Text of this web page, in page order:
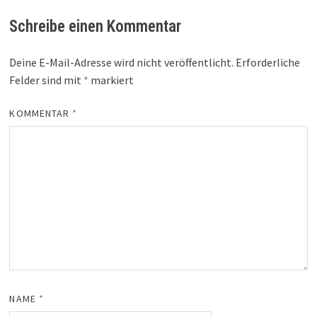
Schreibe einen Kommentar
Deine E-Mail-Adresse wird nicht veröffentlicht. Erforderliche
Felder sind mit * markiert
KOMMENTAR *
NAME *